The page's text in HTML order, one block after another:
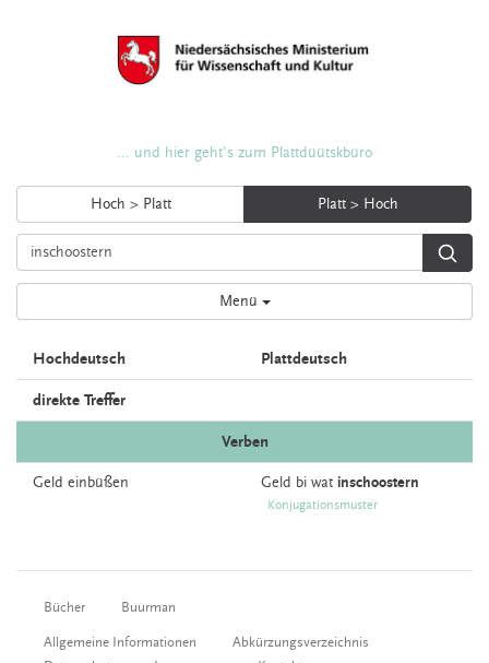
... und hier geht's zum Plattdüütskbüro
Hoch > Platt Platt > Hoch
Menü
Hochdeutsch Plattdeutsch
direkte Treffer
Verben
Geld einbüßen Geld bi wat inschoostern
Konjugationsmuster
Bücher Buurman
Allgemeine Informationen
Abkürzungsverzeichnis